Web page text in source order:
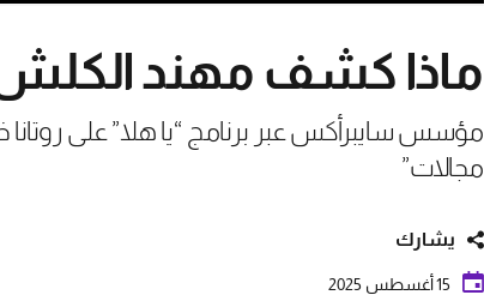
ماذا كشف مهند
مؤسس سايبرأكس عبر برنامج “يا هلا” على
مجالات”
يشارك
15 أغسطس 2025